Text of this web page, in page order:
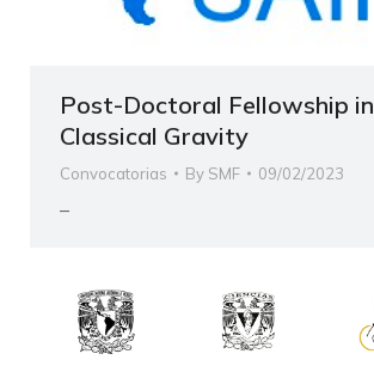
Post-Doctoral Fellowship in
Classical Gravity
Convocatorias By SMF 09/02/2023
–